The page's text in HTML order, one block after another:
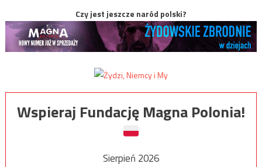
Czy jest jeszcze naród polski?
Wspieraj Fundację Magna Polonia!
Sierpień 2026